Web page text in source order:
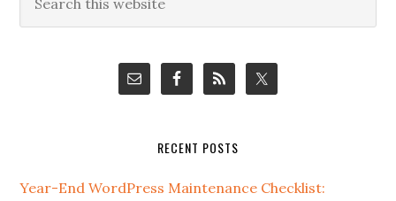
Sidebar
this
RECENT POSTS
Year-End WordPress Maintenance Checklist: